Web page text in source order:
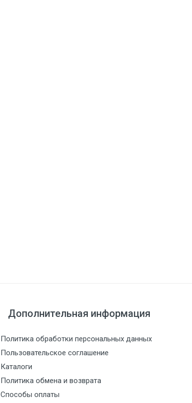
Дополнительная информация
Политика обработки персональных данных
Пользовательское соглашение
Каталоги
Политика обмена и возврата
Способы оплаты